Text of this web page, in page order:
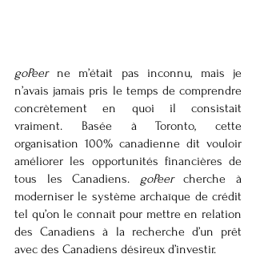
goPeer ne m’était pas inconnu, mais je
n’avais jamais pris le temps de comprendre
concrètement en quoi il consistait
vraiment. Basée à Toronto, cette
organisation 100% canadienne dit vouloir
améliorer les opportunités financières de
tous les Canadiens. goPeer cherche à
moderniser le système archaïque de crédit
tel qu’on le connaît pour mettre en relation
des Canadiens à la recherche d’un prêt
avec des Canadiens désireux d’investir.